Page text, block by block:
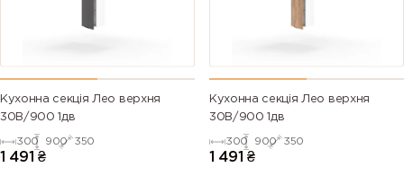
Кухонна секція Лео верхня
30В/900 1дв
300 900 350
1 491 ₴
Кухонна секція Лео верхня
30В/900 1дв
300 900 350
1 491 ₴